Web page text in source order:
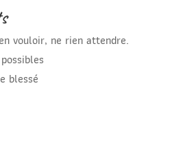
vouloir, ne rien attendre.
blessé